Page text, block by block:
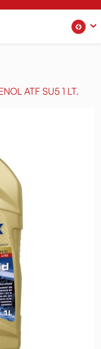
ATF SU5 1 LT.